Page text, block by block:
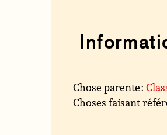
Chose parente :
Choses faisant